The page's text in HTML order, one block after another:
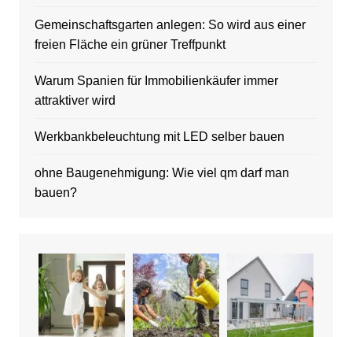
Gemeinschaftsgarten anlegen: So wird aus einer
freien Fläche ein grüner Treffpunkt
Warum Spanien für Immobilienkäufer immer
attraktiver wird
Werkbankbeleuchtung mit LED selber bauen
ohne Baugenehmigung: Wie viel qm darf man
bauen?